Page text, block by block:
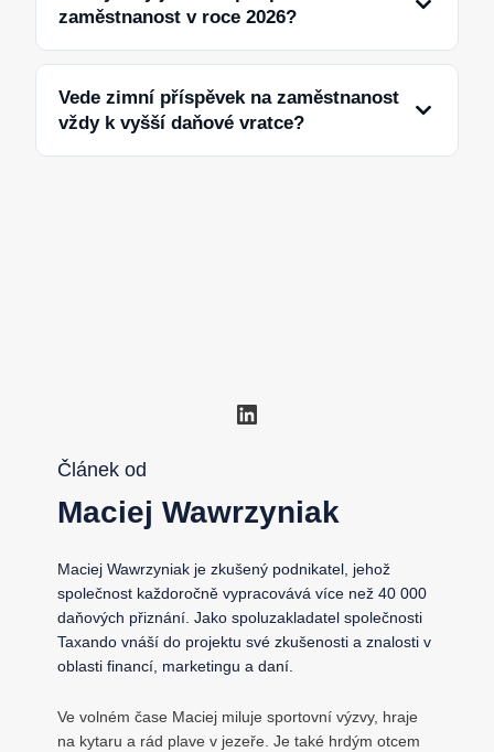
zaměstnanost v roce 2026?
Vede zimní příspěvek na zaměstnanost
vždy k vyšší daňové vratce?
LinkedIn
Článek od
Maciej Wawrzyniak
Maciej Wawrzyniak je zkušený podnikatel, jehož
společnost každoročně vypracovává více než 40 000
daňových přiznání. Jako spoluzakladatel společnosti
Taxando vnáší do projektu své zkušenosti a znalosti v
oblasti financí, marketingu a daní.
Ve volném čase Maciej miluje sportovní výzvy, hraje
na kytaru a rád plave v jezeře. Je také hrdým otcem